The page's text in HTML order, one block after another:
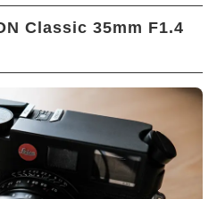
Classic 35mm F1.4